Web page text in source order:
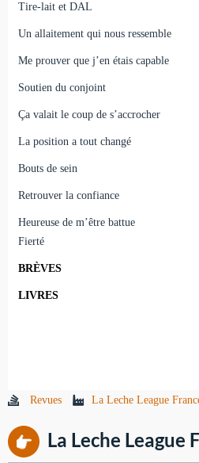
Tire-lait et DAL
Un allaitement qui nous ressemble
Me prouver que j’en étais capable
Soutien du conjoint
Ça valait le coup de s’accrocher
La position a tout changé
Bouts de sein
Retrouver la confiance
Heureuse de m’être battue
Fierté
BRÈVES
LIVRES
Revues La Leche League
La Leche League